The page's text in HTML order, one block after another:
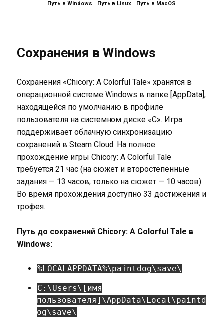
Путь в Windows Путь в Linux Путь в MacOS
Сохранения в Windows
Сохранения «Chicory: A Colorful Tale» хранятся в
операционной системе Windows в папке [AppData],
находящейся по умолчанию в профиле
пользователя на системном диске «C». Игра
поддерживает облачную синхронизацию
сохранений в Steam Cloud. На полное
прохождение игры Chicory: A Colorful Tale
требуется 21 час (на сюжет и второстепенные
задания — 13 часов, только на сюжет — 10 часов).
Во время прохождения доступно 33 достижения и
трофея.
Путь до сохранений Chicory: A Colorful Tale в
Windows:
%LOCALAPPDATA%\paintdog\save\
C:\Users\[имя
пользователя]\AppData\Local\paintd
og\save\